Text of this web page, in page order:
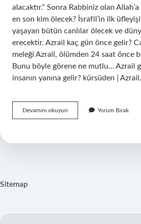
alacaktır.” Sonra Rabbiniz olan
en son kim ölecek? İsrafil’in ilk
yaşayan bütün canlılar ölecek ve
erecektir. Azrail kaç gün önce gelir?
meleği Azrail, ölümden 24 saat önce
Bunu böyle görene ne mutlu… Azrail
insanın yanına gelir? kürsüden |
Devamını okuyun
Canını
Yorum Bırak
Sitemap